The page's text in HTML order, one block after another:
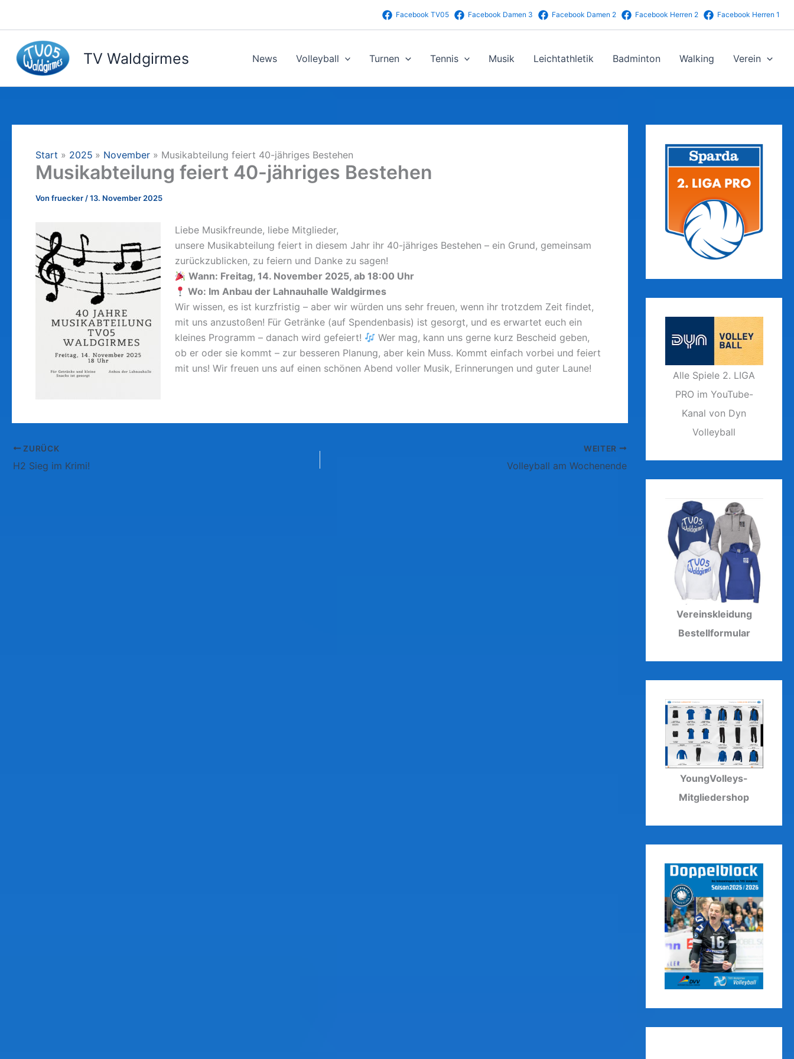
springen
Facebook TV05 Facebook Damen 3 Facebook Damen 2 Facebook Herren 2 Facebook Herren 1
TV Waldgirmes News Volleyball Turnen Tennis Musik Leichtathletik Badminton Walking Verein
Start 2025 November Musikabteilung feiert 40-jähriges Bestehen
Musikabteilung feiert 40-jähriges Bestehen
Von fruecker /13. November 2025
Liebe Musikfreunde, liebe Mitglieder,
unsere Musikabteilung feiert in diesem Jahr ihr 40-jähriges Bestehen – ein Grund, gemeinsam
zurückzublicken, zu feiern und Danke zu sagen!
Wann: Freitag, 14. November 2025, ab 18:00 Uhr
Wo: Im Anbau der Lahnauhalle Waldgirmes
Wir wissen, es ist kurzfristig – aber wir würden uns sehr freuen, wenn ihr trotzdem Zeit findet,
mit uns anzustoßen! Für Getränke (auf Spendenbasis) ist gesorgt, und es erwartet euch ein
kleines Programm – danach wird gefeiert!
Wer mag, kann uns gerne kurz Bescheid geben,
ob er oder sie kommt – zur besseren Planung, aber kein Muss. Kommt einfach vorbei und feiert
mit uns! Wir freuen uns auf einen schönen Abend voller Musik, Erinnerungen und guter Laune!
ZURÜCK
H2 Sieg im Krimi!
WEITER
Volleyball am Wochenende
Alle Spiele 2. LIGA
PRO im YouTube-
Kanal von Dyn
Volleyball
Vereinskleidung
Bestellformular
YoungVolleys-
Mitgliedershop